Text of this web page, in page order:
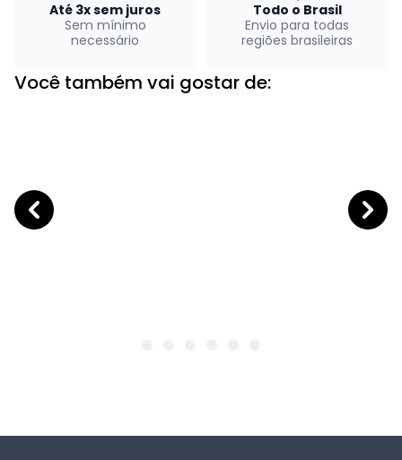
Até 3x sem juros
Sem mínimo
necessário
Todo o Brasil
Envio para todas
regiões brasileiras
Você também vai gostar de: